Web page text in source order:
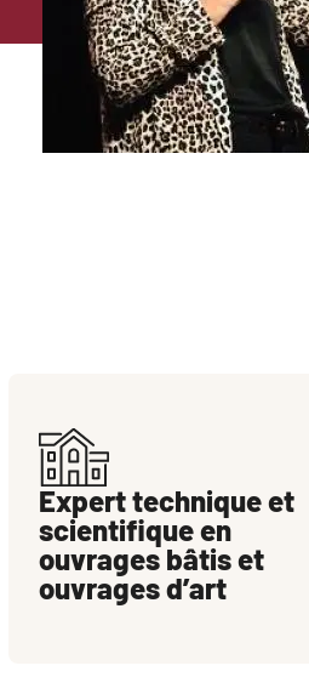
Expert technique et
scientifique en
ouvrages bâtis et
ouvrages d’art